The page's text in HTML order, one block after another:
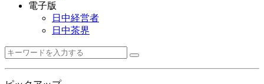
電子版
日中経営者
日中茶界